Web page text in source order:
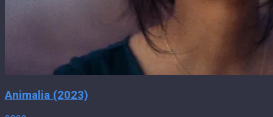
Animalia (2023)